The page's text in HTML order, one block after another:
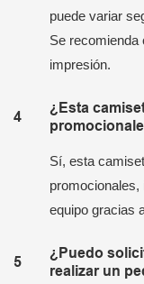
puede variar
Se recomienda
impresión.
4
¿Esta
Sí, esta
equipo gracias
5
¿Puedo
realizar un